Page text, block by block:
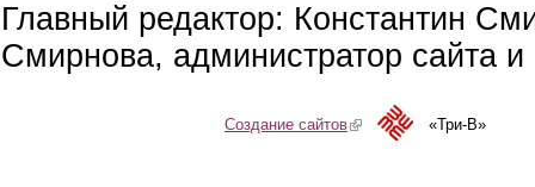
Главный редактор: Константин
Смирнова, администратор сайта
Создание сайтов(link is external)«Три-В»